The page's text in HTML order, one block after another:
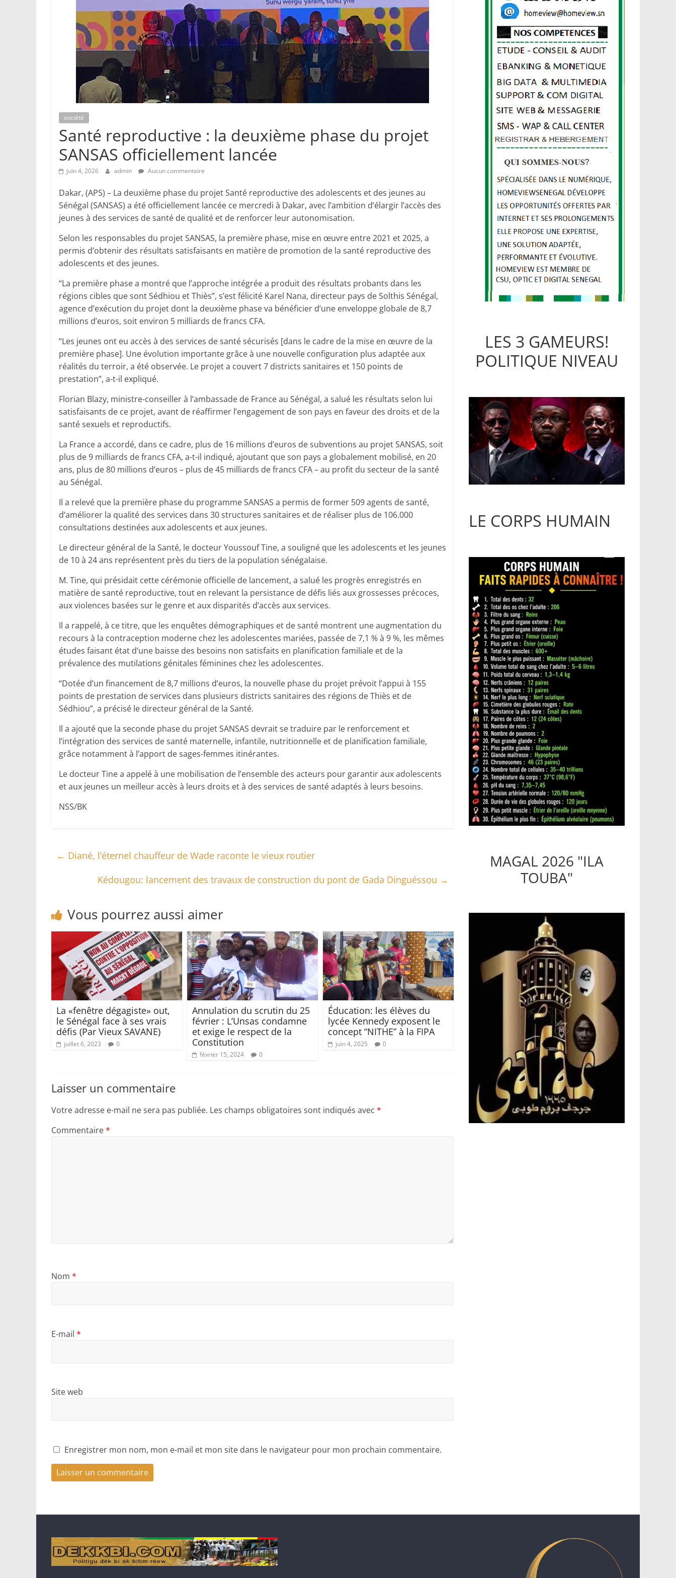
société
Santé reproductive : la deuxième phase du projet
SANSAS officiellement lancée
juin 4, 2026 admin Aucun commentaire
Dakar, (APS) – La deuxième phase du projet Santé reproductive des adolescents et des jeunes au
Sénégal (SANSAS) a été officiellement lancée ce mercredi à Dakar, avec l’ambition d’élargir l’accès des
jeunes à des services de santé de qualité et de renforcer leur autonomisation.
Selon les responsables du projet SANSAS, la première phase, mise en œuvre entre 2021 et 2025, a
permis d’obtenir des résultats satisfaisants en matière de promotion de la santé reproductive des
adolescents et des jeunes.
“La première phase a montré que l’approche intégrée a produit des résultats probants dans les
régions cibles que sont Sédhiou et Thiès”, s’est félicité Karel Nana, directeur pays de Solthis Sénégal,
agence d’exécution du projet dont la deuxième phase va bénéficier d’une enveloppe globale de 8,7
millions d’euros, soit environ 5 milliards de francs CFA.
“Les jeunes ont eu accès à des services de santé sécurisés [dans le cadre de la mise en œuvre de la
première phase]. Une évolution importante grâce à une nouvelle configuration plus adaptée aux
réalités du terroir, a été observée. Le projet a couvert 7 districts sanitaires et 150 points de
prestation”, a-t-il expliqué.
Florian Blazy, ministre-conseiller à l’ambassade de France au Sénégal, a salué les résultats selon lui
satisfaisants de ce projet, avant de réaffirmer l’engagement de son pays en faveur des droits et de la
santé sexuels et reproductifs.
La France a accordé, dans ce cadre, plus de 16 millions d’euros de subventions au projet SANSAS, soit
plus de 9 milliards de francs CFA, a-t-il indiqué, ajoutant que son pays a globalement mobilisé, en 20
ans, plus de 80 millions d’euros – plus de 45 milliards de francs CFA – au profit du secteur de la santé
au Sénégal.
Il a relevé que la première phase du programme SANSAS a permis de former 509 agents de santé,
d’améliorer la qualité des services dans 30 structures sanitaires et de réaliser plus de 106.000
consultations destinées aux adolescents et aux jeunes.
Le directeur général de la Santé, le docteur Youssouf Tine, a souligné que les adolescents et les jeunes
de 10 à 24 ans représentent près du tiers de la population sénégalaise.
M. Tine, qui présidait cette cérémonie officielle de lancement, a salué les progrès enregistrés en
matière de santé reproductive, tout en relevant la persistance de défis liés aux grossesses précoces,
aux violences basées sur le genre et aux disparités d’accès aux services.
Il a rappelé, à ce titre, que les enquêtes démographiques et de santé montrent une augmentation du
recours à la contraception moderne chez les adolescentes mariées, passée de 7,1 % à 9 %, les mêmes
études faisant état d’une baisse des besoins non satisfaits en planification familiale et de la
prévalence des mutilations génitales féminines chez les adolescentes.
“Dotée d’un financement de 8,7 millions d’euros, la nouvelle phase du projet prévoit l’appui à 155
points de prestation de services dans plusieurs districts sanitaires des régions de Thiès et de
Sédhiou”, a précisé le directeur général de la Santé.
Il a ajouté que la seconde phase du projet SANSAS devrait se traduire par le renforcement et
l’intégration des services de santé maternelle, infantile, nutritionnelle et de planification familiale,
grâce notamment à l’apport de sages-femmes itinérantes.
Le docteur Tine a appelé à une mobilisation de l’ensemble des acteurs pour garantir aux adolescents
et aux jeunes un meilleur accès à leurs droits et à des services de santé adaptés à leurs besoins.
NSS/BK
← Diané, l’éternel chauffeur de Wade raconte le vieux routier
Kédougou: lancement des travaux de construction du pont de Gada Dinguéssou →
Vous pourrez aussi aimer
La «fenêtre dégagiste» out,
le Sénégal face à ses vrais
défis (Par Vieux SAVANE)
juillet 6, 2023 0
Annulation du scrutin du 25
février : L’Unsas condamne
et exige le respect de la
Constitution
février 15, 2024 0
Éducation: les élèves du
lycée Kennedy exposent le
concept “NITHE” à la FIPA
juin 4, 2025 0
Laisser un commentaire
Votre adresse e-mail ne sera pas publiée. Les champs obligatoires sont indiqués avec *
Commentaire*
Nom *
E-mail *
Site web
Enregistrer mon nom, mon e-mail et mon site dans le navigateur pour mon prochain commentaire.
LES 3 GAMEURS!
POLITIQUE NIVEAU
LE CORPS HUMAIN
MAGAL 2026 "ILA
TOUBA"